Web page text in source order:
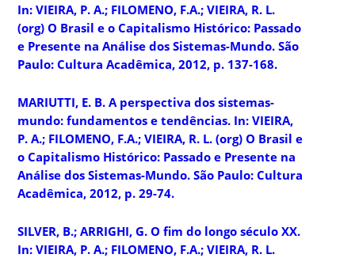
In: VIEIRA, P. A.; FILOMENO, F.A.; VIEIRA, R. L.
(org) O Brasil e o Capitalismo Histórico: Passado
e Presente na Análise dos Sistemas-Mundo. São
Paulo: Cultura Acadêmica, 2012, p. 137-168.
MARIUTTI, E. B. A perspectiva dos sistemas-
mundo: fundamentos e tendências. In: VIEIRA,
P. A.; FILOMENO, F.A.; VIEIRA, R. L. (org) O Brasil e
o Capitalismo Histórico: Passado e Presente na
Análise dos Sistemas-Mundo. São Paulo: Cultura
Acadêmica, 2012, p. 29-74.
SILVER, B.; ARRIGHI, G. O fim do longo século XX.
In: VIEIRA, P. A.; FILOMENO, F.A.; VIEIRA, R. L.